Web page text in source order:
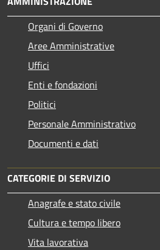
Organi di Governo
Aree Amministrative
Uffici
Enti e fondazioni
Politici
Personale Amministrativo
Documenti e dati
CATEGORIE DI SERVIZIO
Anagrafe e stato civile
Cultura e tempo libero
Vita lavorativa